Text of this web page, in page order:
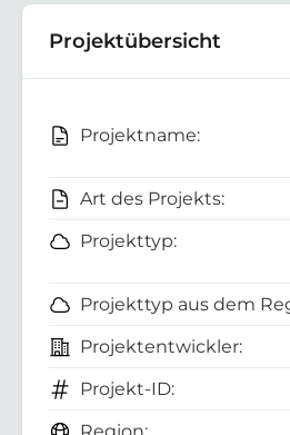
Projektübersicht
Projektname:
Art des Projekts:
Projekttyp:
Projekttyp aus dem
Projektentwickler:
Projekt-ID: